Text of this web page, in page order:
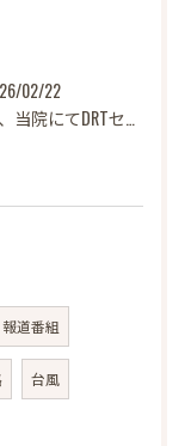
02/22
本日、当院にてDRTセミナーを開催いたしました。
報道番組
台風